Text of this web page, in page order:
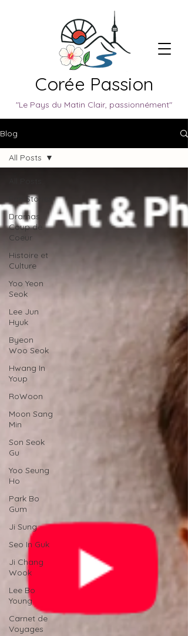
Corée Passion
"Le Pays du Matin Clair, passionnément"
Blog
Fan Stories
Dramas
Coup de
Coeur
Histoire et
Culture
Yoo Yeon
Seok
Lee Jun
Hyuk
Byeon
Woo Seok
Hwang In
Youp
RoWoon
Moon Sang
Min
Son Seok
Gu
Yoo Seung
Ho
Park Bo
Gum
Ji Sung
Seo In Guk
Ji Chang
Wook
Lee Bo
Young
Carnet de
Voyages
All Posts